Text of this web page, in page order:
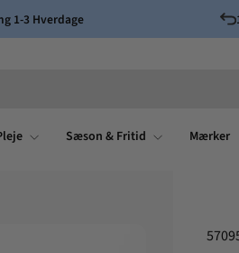
Pause
1-3 Hverdage
Sæson & Fritid Mærker